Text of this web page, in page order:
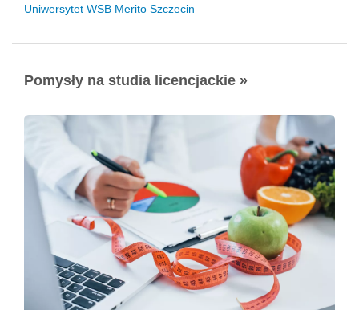
Uniwersytet WSB Merito Szczecin
Pomysły na studia licencjackie »